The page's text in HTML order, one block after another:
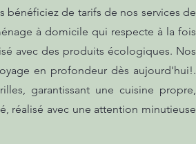
bénéficiez de tarifs de nos services de
à domicile qui respecte à la fois
avec des produits écologiques. Nos
en profondeur dès aujourd'hui!.
garantissant une cuisine propre,
réalisé avec une attention minutieuse